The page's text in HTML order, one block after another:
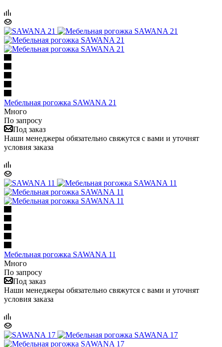
Мебельная рогожка SAWANA 21
Много
По запросу
Под заказ
Наши менеджеры обязательно свяжутся с вами и уточнят
условия заказа
Мебельная рогожка SAWANA 11
Много
По запросу
Под заказ
Наши менеджеры обязательно свяжутся с вами и уточнят
условия заказа